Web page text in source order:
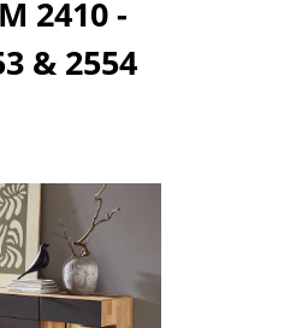
2410 -
& 2554